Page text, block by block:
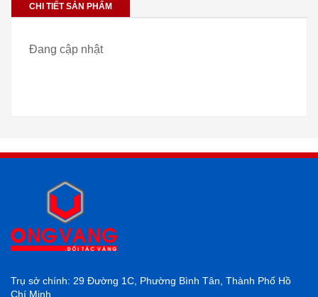
CHI TIẾT SẢN PHẨM
Đang cập nhật
Trụ sở chính: 29 Đường 1C, Phường Bình Tân, Thành Phố Hồ
Chí Minh